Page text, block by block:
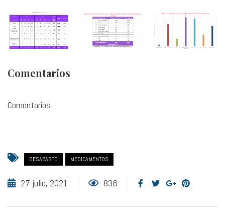
Comentarios
Comentarios
DESABASTO MEDICAMENTOS
27 julio, 2021 836